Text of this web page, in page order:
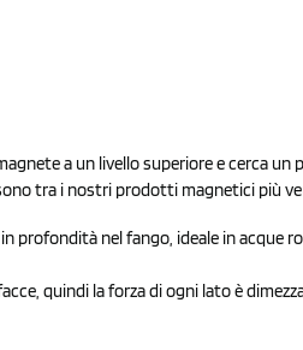
a un livello superiore e cerca
tra i nostri prodotti magnetici più
profondità nel fango, ideale in acque
quindi la forza di ogni lato è